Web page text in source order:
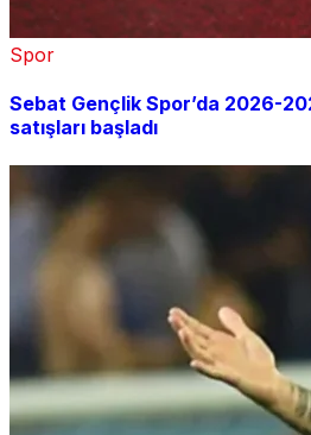
Spor
Sebat Gençlik Spor’da 2026-
satışları başladı